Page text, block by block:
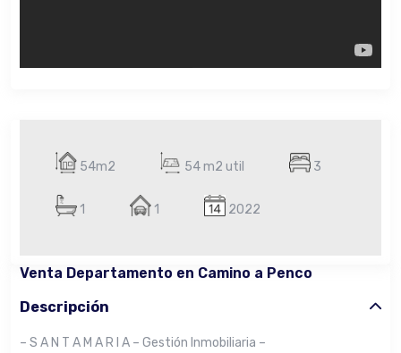
54m2 54 m2 util 3
1 1 2022
Venta Departamento en Camino a Penco
Descripción
– S A N T A M A R I A – Gestión Inmobiliaria –